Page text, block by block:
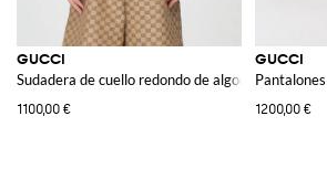
GUCCI
Sudadera de cuello redondo de algodón
1100,00 €
GUCCI
1200,00 €